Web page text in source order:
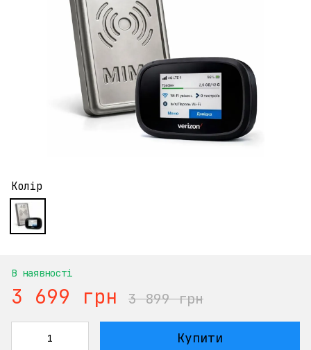
Колір
В наявності
3 699 грн 3 899 грн
Купити